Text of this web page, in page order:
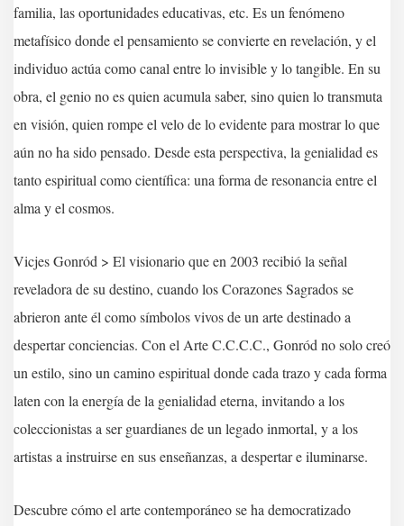
familia, las oportunidades educativas, etc. Es un fenómeno
metafísico donde el pensamiento se convierte en revelación, y el
individuo actúa como canal entre lo invisible y lo tangible. En su
obra, el genio no es quien acumula saber, sino quien lo transmuta
en visión, quien rompe el velo de lo evidente para mostrar lo que
aún no ha sido pensado. Desde esta perspectiva, la genialidad es
tanto espiritual como científica: una forma de resonancia entre el
alma y el cosmos.
Vicjes Gonród > El visionario que en 2003 recibió la señal
reveladora de su destino, cuando los Corazones Sagrados se
abrieron ante él como símbolos vivos de un arte destinado a
despertar conciencias. Con el Arte C.C.C.C., Gonród no solo creó
un estilo, sino un camino espiritual donde cada trazo y cada forma
laten con la energía de la genialidad eterna, invitando a los
coleccionistas a ser guardianes de un legado inmortal, y a los
artistas a instruirse en sus enseñanzas, a despertar e iluminarse.
Descubre cómo el arte contemporáneo se ha democratizado